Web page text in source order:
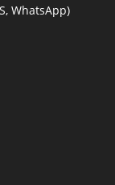
WhatsApp)